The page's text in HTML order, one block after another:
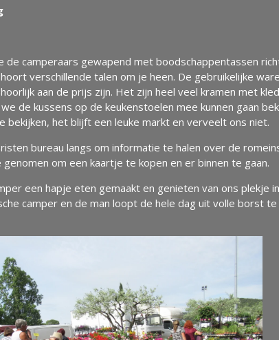
de camperaars gewapend met boodschappentassen
verschillende talen om je heen. De gebruikelijke
aan de prijs zijn. Het zijn heel veel kramen met
de kussens op de keukenstoelen mee kunnen gaan
bekijken, het blijft een leuke markt en verveelt ons niet.
bureau langs om informatie te halen over de
om een kaartje te kopen en er binnen te gaan.
een hapje eten gemaakt en genieten van ons plekje
camper en de man loopt de hele dag uit volle borst